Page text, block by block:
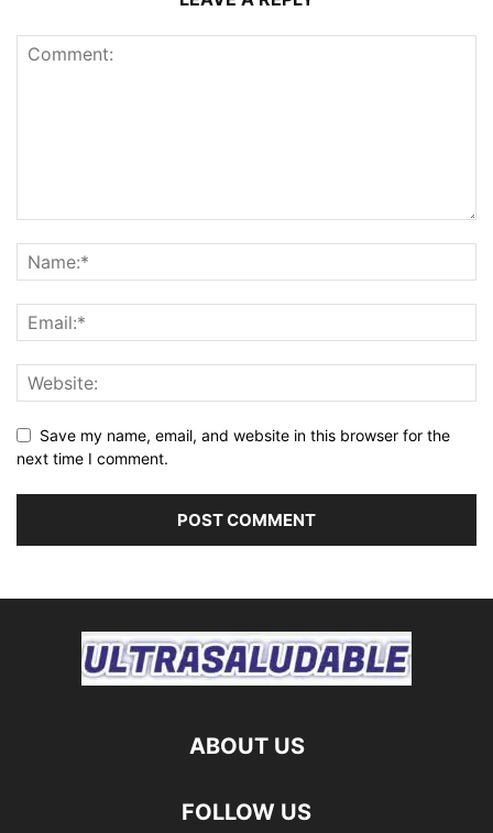
Save my name, email, and website in this browser for the
next time I comment.
ABOUT US
FOLLOW US